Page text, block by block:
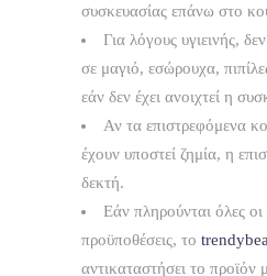
συσκευασίας επάνω στο
Για λόγους υγιεινής,
σε μαγιό, εσώρουχα,
εάν δεν έχει ανοιχτεί η
Αν τα επιστρεφόμενα
έχουν υποστεί ζημία, η
δεκτή.
Εάν πληρούνται όλες
προϋποθέσεις, το